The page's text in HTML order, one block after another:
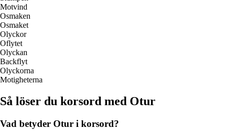
Motvind
Osmaken
Osmaket
Olyckor
Oflytet
Olyckan
Backflyt
Olyckorna
Motigheterna
Så löser du korsord med Otur
Vad betyder Otur i korsord?